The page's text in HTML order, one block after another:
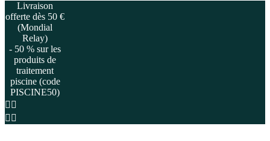
Livraison
offerte dès 50 €
(Mondial
Relay)
- 50 % sur les
produits de
traitement
piscine (code
PISCINE50)